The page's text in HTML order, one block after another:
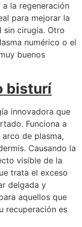
la regeneración
para mejorar la
sin cirugía. Otro
numérico o el
buenos
bisturí
innovadora que
Funciona a
de plasma,
Causando la
visible de la
trata el exceso
delgada y
aquellos que
recuperación es